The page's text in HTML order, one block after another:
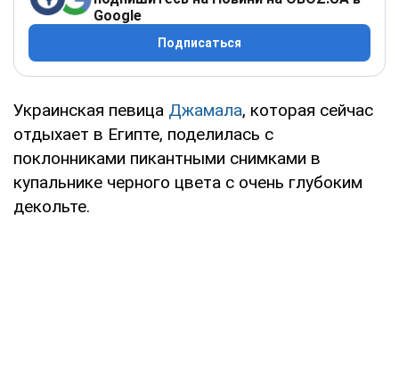
Google
Подписаться
Украинская певица Джамала, которая сейчас
отдыхает в Египте, поделилась с
поклонниками пикантными снимками в
купальнике черного цвета с очень глубоким
декольте.